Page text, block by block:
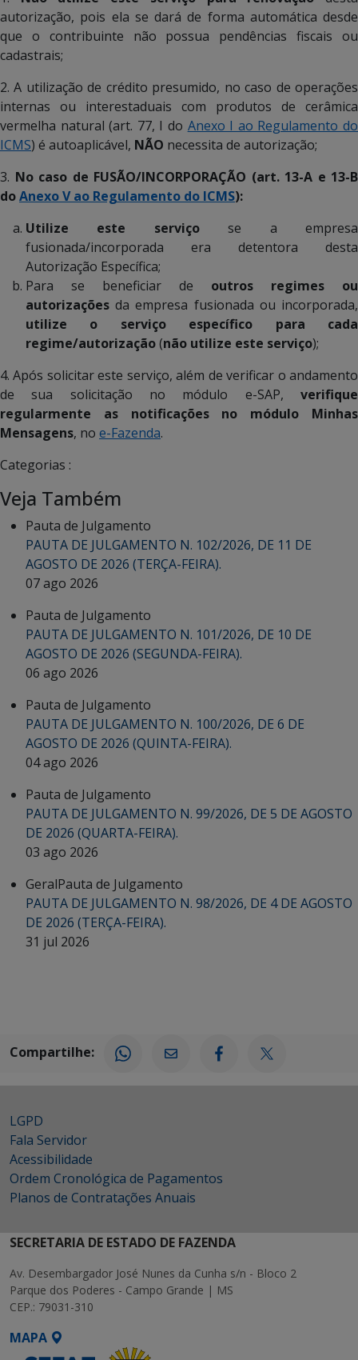
autorização, pois ela se dará de forma automática desde
que o contribuinte não possua pendências fiscais ou
cadastrais;
2. A utilização de crédito presumido, no caso de operações
internas ou interestaduais com produtos de cerâmica
vermelha natural (art. 77, I do Anexo I ao Regulamento do
ICMS) é autoaplicável, NÃO necessita de autorização;
3. No caso de FUSÃO/INCORPORAÇÃO (art. 13-A e 13-B
doAnexo V ao Regulamento do ICMS):
Utilize este serviçose a empresa
fusionada/incorporada era detentora desta
Autorização Específica;
Para se beneficiar de outros regimes ou
autorizações da empresa fusionada ou incorporada,
utilize o serviço específico para cada
regime/autorização(não utilize este serviço);
4. Após solicitar este serviço, além de verificar o andamento
de sua solicitação no módulo e-SAP, verifique
regularmente as notificações no módulo Minhas
Mensagens, no e-Fazenda.
Categorias :
Veja Também
Pauta de Julgamento
PAUTA DE JULGAMENTO N. 102/2026, DE 11 DE
AGOSTO DE 2026 (TERÇA-FEIRA).
07 ago 2026
Pauta de Julgamento
PAUTA DE JULGAMENTO N. 101/2026, DE 10 DE
AGOSTO DE 2026 (SEGUNDA-FEIRA).
06 ago 2026
Pauta de Julgamento
PAUTA DE JULGAMENTO N. 100/2026, DE 6 DE
AGOSTO DE 2026 (QUINTA-FEIRA).
04 ago 2026
Pauta de Julgamento
PAUTA DE JULGAMENTO N. 99/2026, DE 5 DE AGOSTO
DE 2026 (QUARTA-FEIRA).
03 ago 2026
GeralPauta de Julgamento
PAUTA DE JULGAMENTO N. 98/2026, DE 4 DE AGOSTO
DE 2026 (TERÇA-FEIRA).
31 jul 2026
Compartilhe:
LGPD
Fala Servidor
Acessibilidade
Ordem Cronológica de Pagamentos
Planos de Contratações Anuais
SECRETARIA DE ESTADO DE FAZENDA
Av. Desembargador José Nunes da Cunha s/n - Bloco 2
Parque dos Poderes - Campo Grande | MS
CEP.: 79031-310
MAPA